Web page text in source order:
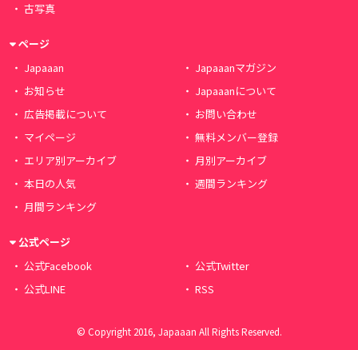
古写真
ページ
Japaaan
Japaaanマガジン
お知らせ
Japaaanについて
広告掲載について
お問い合わせ
マイページ
無料メンバー登録
エリア別アーカイブ
月別アーカイブ
本日の人気
週間ランキング
月間ランキング
公式ページ
公式Facebook
公式Twitter
公式LINE
RSS
© Copyright 2016, Japaaan All Rights Reserved.